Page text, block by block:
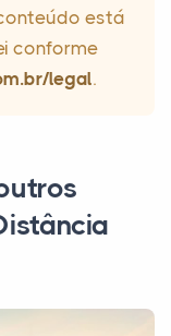
está
conforme
legal.